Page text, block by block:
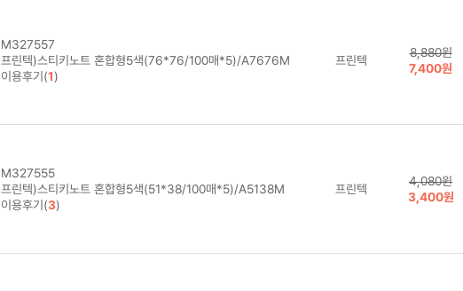
M327557
프린텍)스티키노트 혼합형5색(76*76/100매*5)/A7676M
이용후기(1)
프린텍
8,880원
7,400원
M327555
프린텍)스티키노트 혼합형5색(51*38/100매*5)/A5138M
이용후기(3)
프린텍
4,080원
3,400원